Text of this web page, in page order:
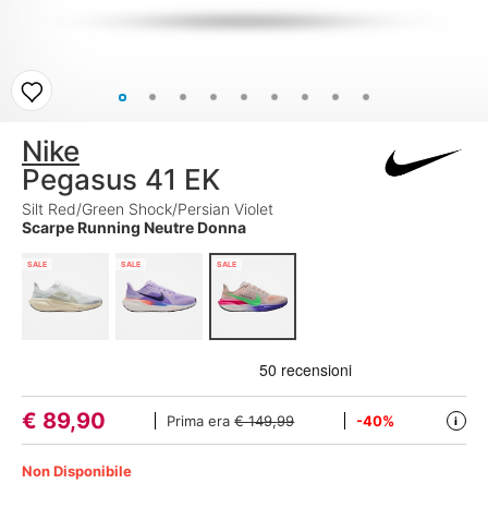
Nike
Pegasus 41 EK
Silt Red/Green Shock/Persian Violet
Scarpe Running Neutre Donna
SALE SALE SALE
€ 89,90 Prima era€ 149,99 -40% i
Non Disponibile